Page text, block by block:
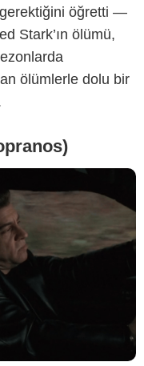
öğretti —
Stark’ın ölümü,
ölümlerle dolu bir